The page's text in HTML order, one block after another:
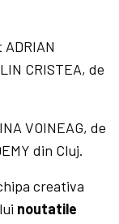
CRISTEA, de
VOINEAG, de
din Cluj.
creativa
noutatile